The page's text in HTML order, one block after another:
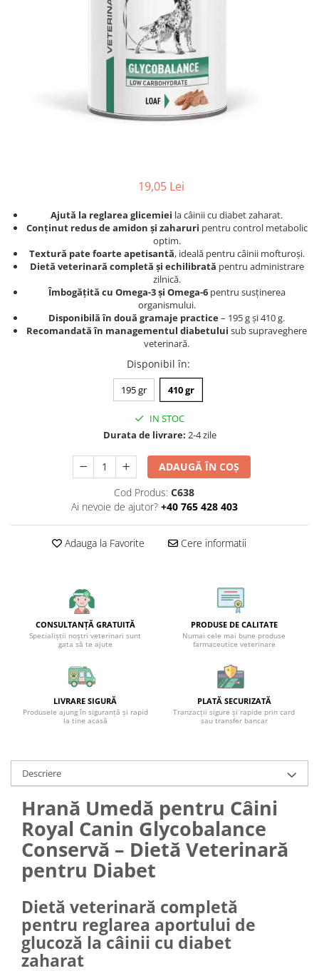
Afecțiuni neurologice
Afecțiuni oncologice
Afecțiuni respiratorii
Hrană umedă
Hrană uscată
Recompense și snack-uri
Igienă
Igienă orală
Șampoane și balsamuri
Afecțiuni neurologice
Afecțiuni oncologice
Afecțiuni renale și urinare
Hrană umedă
Hrană uscată
Igienă
Igienă orală
Șampoane și balsamuri
19,05 Lei
Ajută la reglarea glicemiei la câinii cu diabet zaharat.
Conținut redus de amidon și zaharuri pentru control metabolic
optim.
Textură pate foarte apetisantă, ideală pentru câinii mofturoși.
Dietă veterinară completă și echilibrată pentru administrare
zilnică.
Îmbogățită cu Omega-3 și Omega-6pentru susținerea
organismului.
Disponibilă în două gramaje practice– 195 g și 410 g.
Recomandată în managementul diabetului sub supraveghere
veterinară.
Disponibil în:
195 gr 410 gr
IN STOC
Durata de livrare: 2-4 zile
ADAUGĂ ÎN COȘ
Cod Produs: C638
Ai nevoie de ajutor? +40 765 428 403
Adauga la Favorite Cere informatii
CONSULTANȚĂ GRATUITĂ
Specialiștii noștri veterinari sunt
gata să te ajute
PRODUSE DE CALITATE
Numai cele mai bune produse
farmaceutice veterinare
LIVRARE SIGURĂ
Produsele ajung în siguranță și rapid
la tine acasă
PLATĂ SECURIZATĂ
Tranzacții sigure și rapide prin card
sau transfer bancar
Descriere
Hrană Umedă pentru Câini
Royal Canin Glycobalance
Conservă – Dietă Veterinară
pentru Diabet
Dietă veterinară completă
pentru reglarea aportului de
glucoză la câinii cu diabet
zaharat